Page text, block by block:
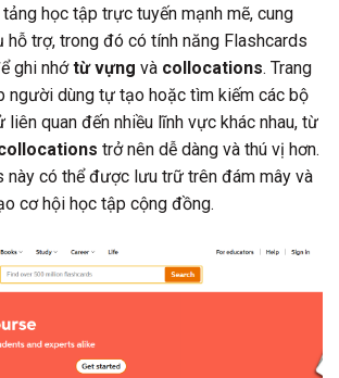
học tập trực tuyến mạnh mẽ, cung
hỗ trợ, trong đó có tính năng Flashcards
ghi nhớtừ vựng và collocations. Trang
người dùng tự tạo hoặc tìm kiếm các bộ
quan đến nhiều lĩnh vực khác nhau, từ
trở nên dễ dàng và thú vị hơn.
này có thể được lưu trữ trên đám mây và
cơ hội học tập cộng đồng.